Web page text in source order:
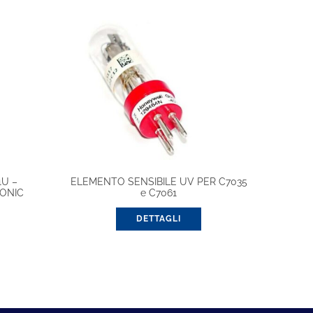
–
ELEMENTO SENSIBILE UV PER C7035
e C7061
DETTAGLI